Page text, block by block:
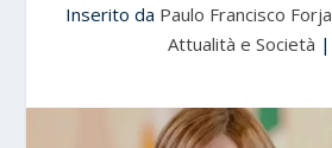
Inserito da Paulo Francisco Forja
Attualità e Società |